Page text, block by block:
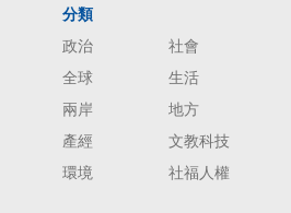
分類
政治
社會
全球
生活
兩岸
地方
產經
文教科技
環境
社福人權